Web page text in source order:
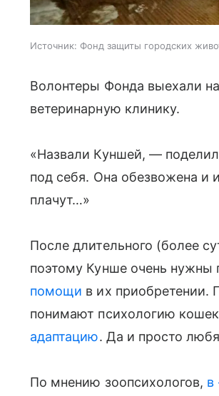
Источник: Фонд защиты городских
Волонтеры Фонда выехали
ветеринарную клинику.
«Назвали Куншей, —
под себя. Она обезвожена и
плачут…»
После длительного (более
поэтому Кунше очень нужны
помощи в их приобретении.
понимают психологию
адаптацию. Да и просто
По мнению зоопсихологов, в